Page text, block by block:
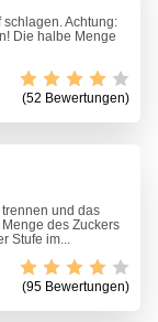
Achtung:
Die halbe Menge
(52 Bewertungen)
und das
des Zuckers
Stufe im...
(95 Bewertungen)